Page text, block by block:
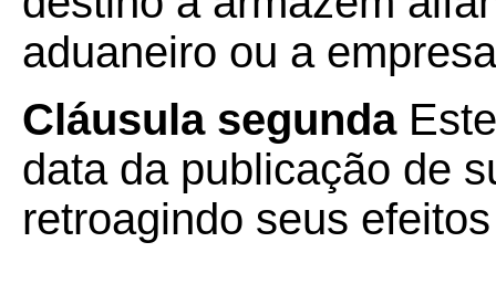
aduaneiro ou a
Cláusula segunda
data da publicação de
retroagindo seus